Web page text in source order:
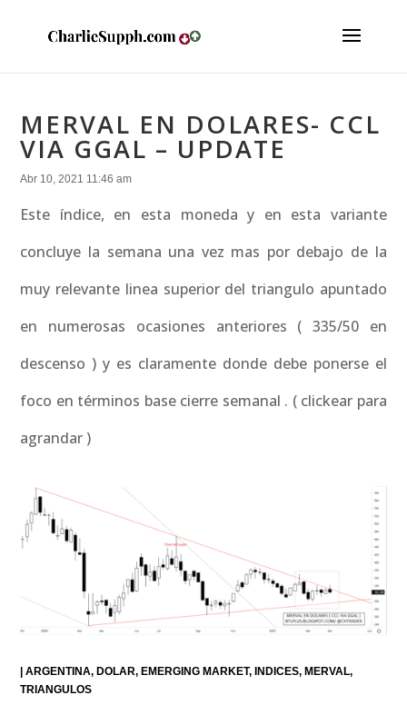
MERVAL EN DOLARES- CCL
VIA GGAL – UPDATE
Abr 10, 2021 11:46 am
Este índice, en esta moneda y en esta variante
concluye la semana una vez mas por debajo de la
muy relevante linea superior del triangulo apuntado
en numerosas ocasiones anteriores ( 335/50 en
descenso ) y es claramente donde debe ponerse el
foco en términos base cierre semanal . ( clickear para
agrandar )
|ARGENTINA DOLAR EMERGING MARKET INDICES MERVAL
TRIANGULOS